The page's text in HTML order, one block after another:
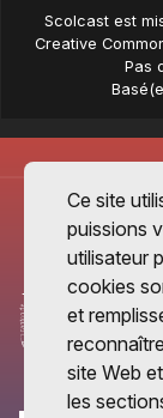
Scolcast est
Creative
Pas
Ce site
puissions
utilisateur
cookies
et
site Web
les